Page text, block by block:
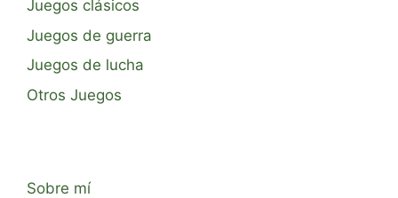
Juegos clásicos
Juegos de guerra
Juegos de lucha
Otros Juegos
Sobre mí